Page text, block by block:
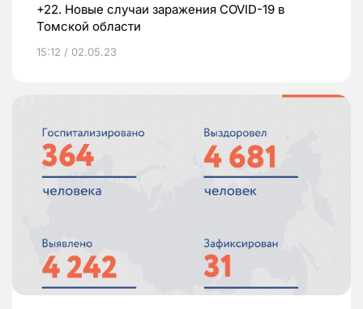
+22. Новые случаи заражения COVID-19 в
Томской области
15:12 / 02.05.23